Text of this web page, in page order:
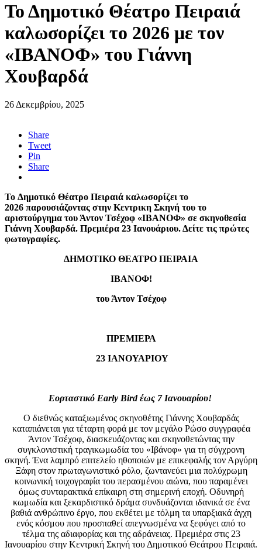
Το Δημοτικό Θέατρο Πειραιά
καλωσορίζει το 2026 με τον
«ΙΒΑΝΟΦ» του Γιάννη
Χουβαρδά
26 Δεκεμβρίου, 2025
Share
Tweet
Pin
Share
Το Δημοτικό Θέατρο Πειραιά καλωσορίζει το
2026 παρουσιάζοντας στην Κεντρικη Σκηνή του το
αριστούργημα του Άντον Τσέχοφ «ΙΒΑΝΟΦ» σε σκηνοθεσία
Γιάννη Χουβαρδά. Πρεμιέρα 23 Ιανουάριου. Δείτε τις πρώτες
φωτογραφίες.
ΔΗΜΟΤΙΚΟ ΘΕΑΤΡΟ ΠΕΙΡΑΙΑ
ΙΒΑΝΟΦ!
του Άντον Τσέχοφ
ΠΡΕΜΙΕΡΑ
23 ΙΑΝΟΥΑΡΙΟΥ
Εορταστικό Early Birdέως 7 Ιανουαρίου!
Ο διεθνώς καταξιωμένος σκηνοθέτης Γιάννης Χουβαρδάς
καταπιάνεται για τέταρτη φορά με τον μεγάλο Ρώσο συγγραφέα
Άντον Τσέχοφ, διασκευάζοντας και σκηνοθετώντας την
συγκλονιστική τραγικωμωδία του «Ιβάνοφ» για τη σύγχρονη
σκηνή. Ένα λαμπρό επιτελείο ηθοποιών με επικεφαλής τον Αργύρη
Ξάφη στον πρωταγωνιστικό ρόλο, ζωντανεύει μια πολύχρωμη
κοινωνική τοιχογραφία του περασμένου αιώνα, που παραμένει
όμως συνταρακτικά επίκαιρη στη σημερινή εποχή. Οδυνηρή
κωμωδία και ξεκαρδιστικό δράμα συνδυάζονται ιδανικά σε ένα
βαθιά ανθρώπινο έργο, που εκθέτει με τόλμη τα υπαρξιακά άγχη
ενός κόσμου που προσπαθεί απεγνωσμένα να ξεφύγει από το
τέλμα της αδιαφορίας και της αδράνειας. Πρεμιέρα στις 23
Ιανουαρίου στην Κεντρική Σκηνή του Δημοτικού Θεάτρου Πειραιά.